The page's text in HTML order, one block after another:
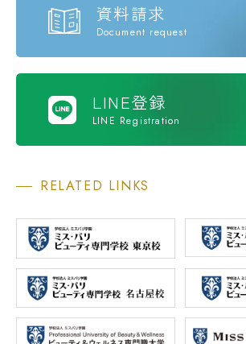
資料請求
Document request
LINE登録
LINE Registration
RELATED LINKS